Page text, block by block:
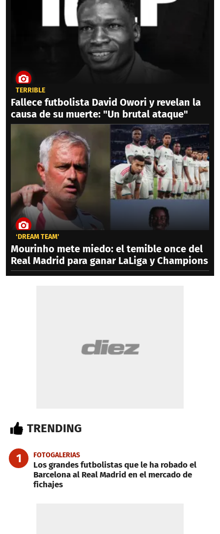
TERRIBLE
Fallece futbolista David Owori y revelan la
causa de su muerte: "Un brutal ataque"
‘DREAM TEAM'
Mourinho mete miedo: el temible once del
Real Madrid para ganar LaLiga y Champions
TRENDING
1 FOTOGALERIAS
Los grandes futbolistas que le ha robado el
Barcelona al Real Madrid en el mercado de
fichajes